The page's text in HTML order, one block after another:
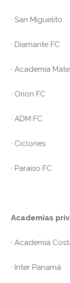
· San Miguelito
· Diamante FC
· Academía
· Orión FC
· ADM FC
· Ciclones
· Paraiso FC
Academias
· Academía
· Inter Panamá